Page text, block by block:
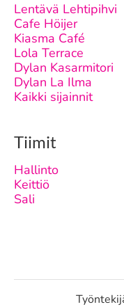
Lentävä Lehtipihvi
Cafe Höijer
Kiasma Café
Lola Terrace
Dylan Kasarmitori
Dylan La Ilma
Kaikki sijainnit
Tiimit
Hallinto
Keittiö
Sali